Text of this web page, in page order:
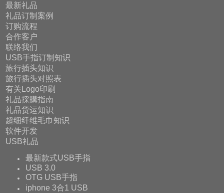
最新礼品
礼品订制案例
订购流程
合作客户
联络我们
USB手指订制知识
旅行插头知识
旅行插头对照表
有关Logo印刷
礼品採購指南
礼品货运知识
超细纤维毛巾知识
软件开发
USB礼品
最新款式USB手指
USB 3.0
OTG USB手指
iphone 3合1 USB